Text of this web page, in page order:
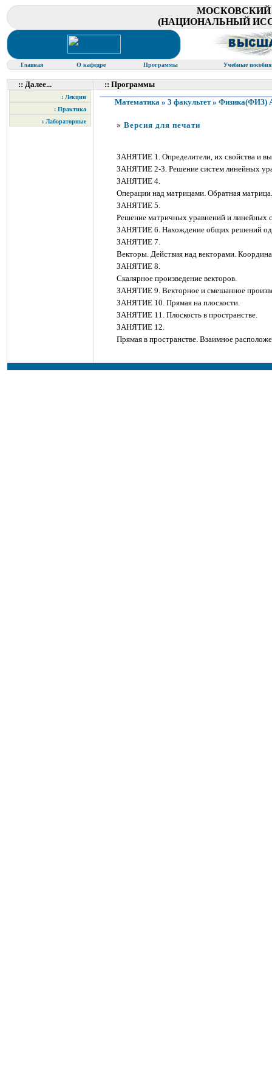
(НАЦИОНАЛЬНЫЙ
Главная О кафедре Программы Учебные
:: Далее... :: Программы
: Лекции
: Практика
: Лабораторные
Математика » 3 факультет » Физика(ФИЗ)
» Версия для печати
ЗАНЯТИЕ 1. Определители, их свойства и
ЗАНЯТИЕ 2-3. Решение систем линейных
ЗАНЯТИЕ 4.
Операции над матрицами. Обратная матрица.
ЗАНЯТИЕ 5.
Решение матричных уравнений и линейных
ЗАНЯТИЕ 6. Нахождение общих решений
ЗАНЯТИЕ 7.
Векторы. Действия над векторами.
ЗАНЯТИЕ 8.
Скалярное произведение векторов.
ЗАНЯТИЕ 9. Векторное и смешанное
ЗАНЯТИЕ 10. Прямая на плоскости.
ЗАНЯТИЕ 11. Плоскость в пространстве.
ЗАНЯТИЕ 12.
Прямая в пространстве. Взаимное